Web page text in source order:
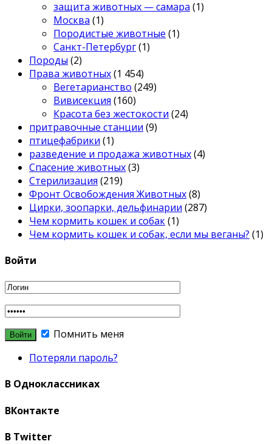
защита животных — самара (1)
Москва (1)
Породистые животные (1)
Санкт-Петербург(1)
Породы (2)
Права животных(1 454)
Вегетарианство (249)
Вивисекция (160)
Красота без жестокости (24)
притравочные станции (9)
птицефабрики (1)
разведение и продажа животных(4)
Спасение животных(3)
Стерилизация (219)
Фронт Освобождения Животных(8)
Цирки, зоопарки, дельфинарии (287)
Чем кормить кошек и собак(1)
Чем кормить кошек и собак, если мы веганы? (1)
Войти
Помнить меня
Потеряли пароль?
В Одноклассниках
ВКонтакте
В Twitter